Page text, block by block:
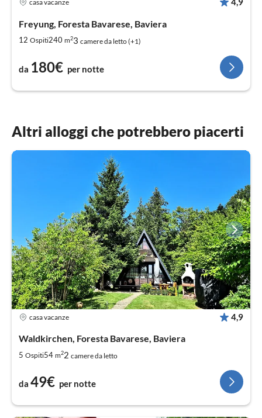
casa vacanze
Freyung, Foresta Bavarese, Baviera
12 Ospiti240 m23 camere da letto (+1)
da 180€ per notte
Altri alloggi che potrebbero piacerti
casa vacanze 4,9
Waldkirchen, Foresta Bavarese, Baviera
5 Ospiti54 m22 camere da letto
da 49€ per notte